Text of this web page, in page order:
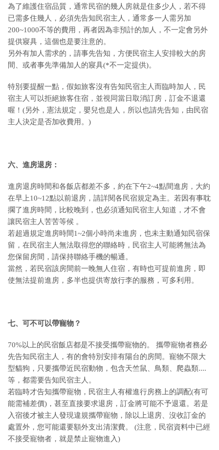
為了維護住宿品質，通常民宿的幾人房就是住多少人，若不得
已需多住幾人，必須先告知民宿主人，通常多一人需另加
200~1000不等的費用，再者因為非預計的加人，不一定會另外
提供寢具，這個也是要注意的。
另外有加人需求的，請事先告知，方便民宿主人安排較大的房
間、或者事先準備加人的寢具(*不一定提供)。
特別要提醒一點，假如旅客沒有告知民宿主人而臨時加人，民
宿主人可以拒絕旅客住宿，並視同當日取消訂房，訂金不退還
喔！(另外，憲法規定，嬰兒也是人，所以也請先告知，由民宿
主人決定是否加收費用。)
六、進房退房：
進房退房時間和各飯店都差不多，約在下午2~4點間進房，大約
在早上10~12點以前退房，請詳閱各民宿規定為主。若因有事耽
擱了進房時間，比較晚到，也必須通知民宿主人知道，才不會
讓民宿主人苦苦等候 。
若超過規定進房時間1~2個小時尚未進房，也未主動通知民宿保
留，在民宿主人無法取得您的聯絡時，民宿主人可能將無法為
您保留房間，請保持聯絡手機的暢通。
當然，若民宿該房間前一晚無人住宿，有時也可提前進房，即
使無法提前進房，多半也提供寄放行李的服務，可多利用。
七、可不可以帶寵物？
70%以上的民宿飯店都是不接受攜帶寵物的。 攜帶寵物者務必
先告知民宿主人，有的會特別安排有陽台的房間。寵物不限大
型貓狗，只要攜帶近民宿動物，包含天竺鼠、鳥類、爬蟲類....
等，都需要告知民宿主人。
若臨時才告知攜帶寵物，民宿主人有權進行房務上的調配(有可
能需補差價)，甚至直接要求退房，訂金將可能不予退還。若是
入宿後才被主人發現違規攜帶寵物，除以上退房、沒收訂金的
處置外，您可能還要額外支出清潔費。 (注意，民宿資料中已經
不接受寵物者，就是禁止寵物進入)